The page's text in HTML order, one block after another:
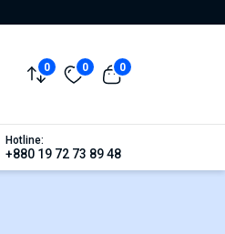
0 0 0
Hotline:
+880 19 72 73 89 48